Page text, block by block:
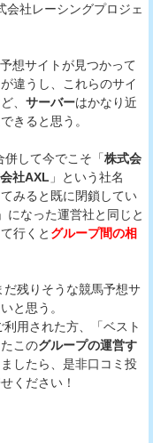
会社レーシングプロジェ
想サイトが見つかって
違うし、これらのサイ
、 サーバーはかなり近
できると思う。
併して今でこそ「株式会
社AXL 」という社名
てみると既に閉鎖してい
」になった運営社と同じと
行くと グループ間の相
だ残りそうな競馬予想サ
と思う。
用された方、「ベスト
このグループの運営す
したら、是非口コミ投
ください！